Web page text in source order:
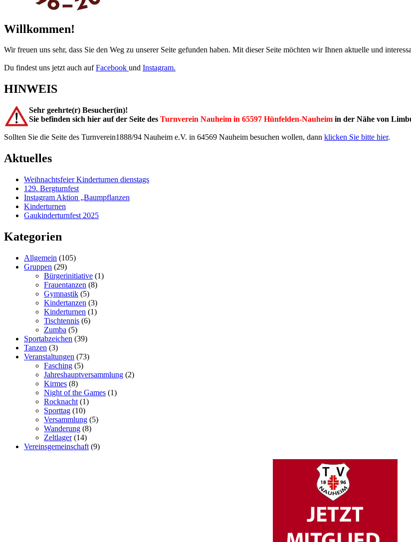
Willkommen!
Wir freuen uns sehr, dass Sie den Weg zu unserer Seite gefunden haben. Mit dieser Seite möchten wir Ihnen aktuelle und
Du findest uns jetzt auch aufFacebook und Instagram.
HINWEIS
Sehr geehrte(r) Besucher(in)!
Sie befinden sich hier auf der Seite des Turnverein Nauheim in 65597 Hünfelden-Nauheim in der Nähe von
Sollten Sie die Seite des Turnverein1888/94 Nauheim e.V. in 64569 Nauheim besuchen wollen, dann klicken Sie bitte hier.
Aktuelles
Weihnachtsfeier Kinderturnen dienstags
129. Bergturnfest
Instagram Aktion „Baumpflanzen
Kinderturnen
Gaukinderturnfest 2025
Kategorien
Allgemein (105)
Gruppen (29)
Bürgerinitiative (1)
Frauentanzen (8)
Gymnastik (5)
Kindertanzen (3)
Kinderturnen (1)
Tischtennis (6)
Zumba (5)
Sportabzeichen (39)
Tanzen (3)
Veranstaltungen (73)
Fasching (5)
Jahreshauptversammlung (2)
Kirmes (8)
Night of the Games (1)
Rocknacht (1)
Sporttag (10)
Versammlung (5)
Wanderung (8)
Zeltlager(14)
Vereinsgemeinschaft (9)